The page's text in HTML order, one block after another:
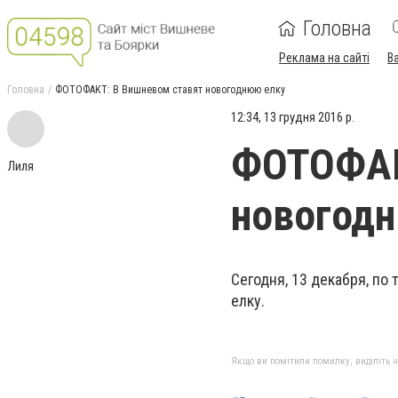
Головна
Реклама на сайті
Головна ФОТОФАКТ: В Вишневом ставят новогоднюю елку
Лиля
12:34, 13 грудня 2016 р.
Сегодня, 13 декабря,
елку.
Якщо ви помітили помилку, виділіть